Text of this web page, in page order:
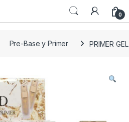
0
Pre-Base y Primer PRIMER